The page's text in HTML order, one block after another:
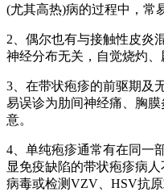
(尤其高热)病的过程中，常
2、偶尔也有与接触性皮炎
神经分布无关，自觉烧灼、
3、在带状疱疹的前驱期及
易误诊为肋间神经痛、胸
意。
4、单纯疱疹通常有在同一
显免疫缺陷的带状疱疹病
病毒或检测VZV、HSV抗